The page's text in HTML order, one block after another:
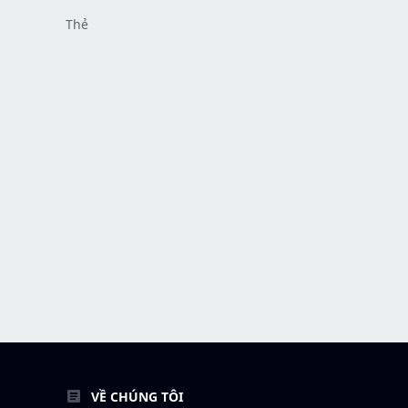
Thẻ
VỀ CHÚNG TÔI